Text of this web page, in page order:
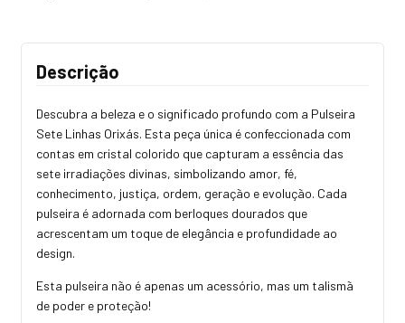
Descrição
Descubra a beleza e o significado profundo com a Pulseira
Sete Linhas Orixás. Esta peça única é confeccionada com
contas em cristal colorido que capturam a essência das
sete irradiações divinas, simbolizando amor, fé,
conhecimento, justiça, ordem, geração e evolução. Cada
pulseira é adornada com berloques dourados que
acrescentam um toque de elegância e profundidade ao
design.
Esta pulseira não é apenas um acessório, mas um talismã
de poder e proteção!